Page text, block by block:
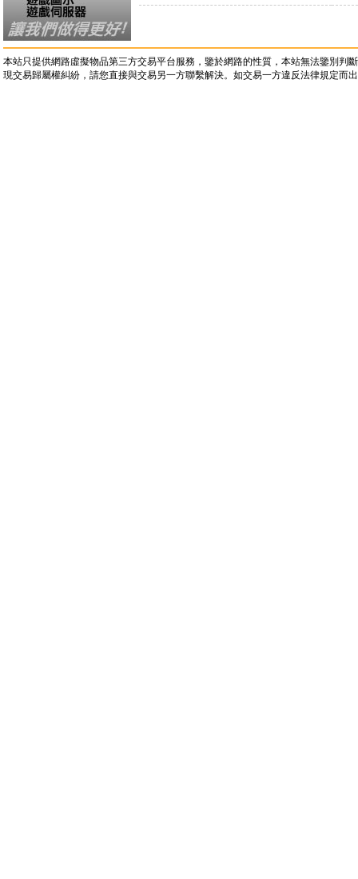
本站只提供網路虛擬物品第三方交易平台服務，鑒於網路的性質，本站無法鑒別
現交易歸屬權糾紛，請您直接與交易另一方聯繫解決。如交易一方違反法律規定